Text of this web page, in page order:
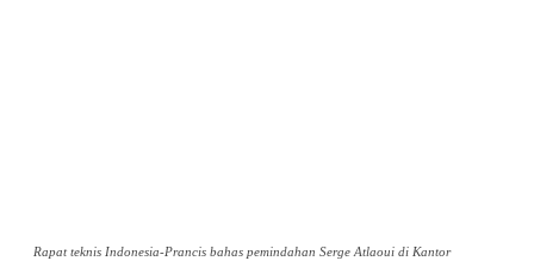
Rapat teknis Indonesia-Prancis bahas pemindahan Serge Atlaoui di Kantor